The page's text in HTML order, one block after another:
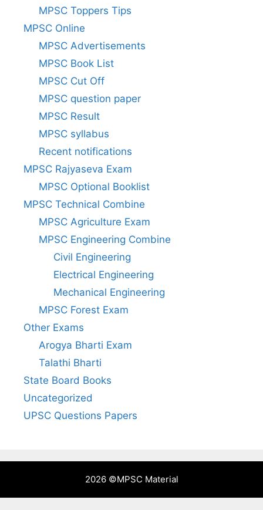
MPSC Toppers Tips
MPSC Online
MPSC Advertisements
MPSC Book List
MPSC Cut Off
MPSC question paper
MPSC Result
MPSC syllabus
Recent notifications
MPSC Rajyaseva Exam
MPSC Optional Booklist
MPSC Technical Combine
MPSC Agriculture Exam
MPSC Engineering Combine
Civil Engineering
Electrical Engineering
Mechanical Engineering
MPSC Forest Exam
Other Exams
Arogya Bharti Exam
Talathi Bharti
State Board Books
Uncategorized
UPSC Questions Papers
2026 ©MPSC Material